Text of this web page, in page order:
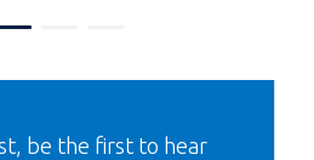
be the first to hear